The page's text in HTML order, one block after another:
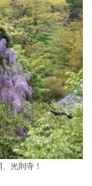
光則寺！